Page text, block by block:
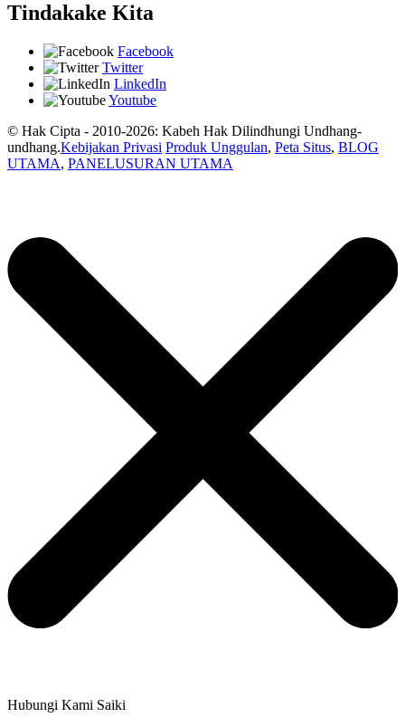
Tindakake Kita
Facebook
Twitter
LinkedIn
Youtube
© Hak Cipta - 2010-2026: Kabeh Hak Dilindhungi Undhang-
undhang.Kebijakan Privasi Produk Unggulan, Peta Situs, BLOG
UTAMA, PANELUSURAN UTAMA
Hubungi Kami Saiki